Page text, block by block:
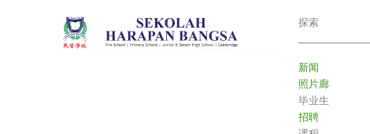
探索
新闻
照片廊
毕业生
招聘